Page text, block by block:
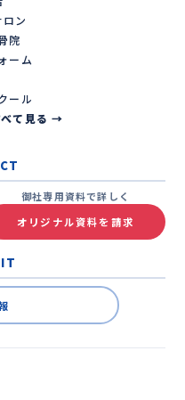
ン
院
ーム
ール
べて見る →
御社専用資料で詳しく
オリジナル資料を請求